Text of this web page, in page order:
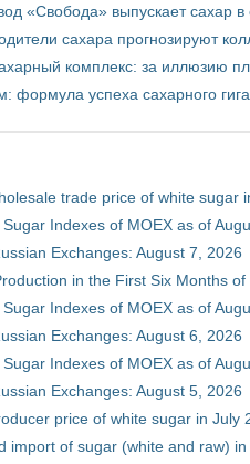
«Свобода» выпускает сахар в
сахара прогнозируют
комплекс: за иллюзию
формула успеха сахарного
trade price of white sugar
Indexes of MOEX as of
Exchanges: August 7, 2026
in the First Six Months of
Indexes of MOEX as of
Exchanges: August 6, 2026
Indexes of MOEX as of
Exchanges: August 5, 2026
price of white sugar in July
import of sugar (white and raw)